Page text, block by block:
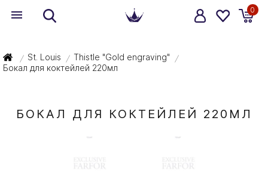
0
/ St. Louis / Thistle "Gold engraving" /
Бокал для коктейлей 220мл
БОКАЛ ДЛЯ КОКТЕЙЛЕЙ 220МЛ